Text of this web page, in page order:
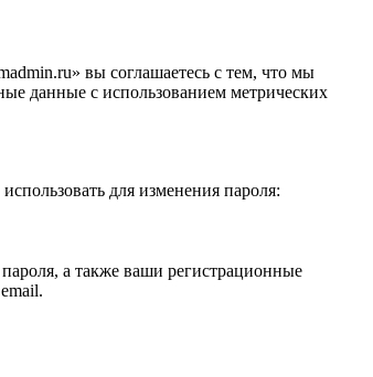
вы соглашаетесь с тем, что мы
данные с использованием метрических
для изменения пароля:
а также ваши регистрационные